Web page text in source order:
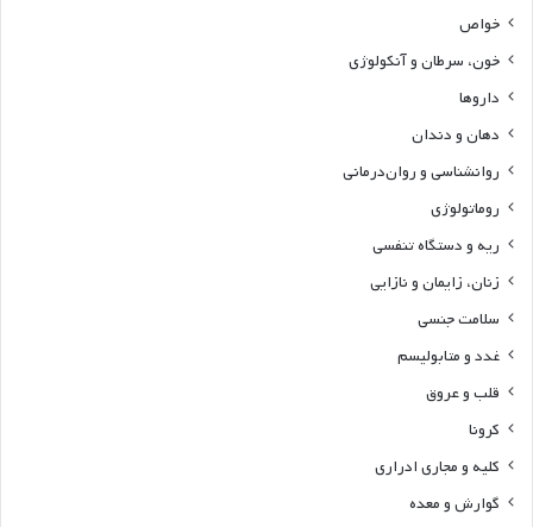
خواص
خون، سرطان و آنکولوژی
داروها
دهان و دندان
روانشناسی و روان‌درمانی
روماتولوژی
ریه و دستگاه تنفسی
زنان، زایمان و نازایی
سلامت جنسی
غدد و متابولیسم
قلب و عروق
کرونا
کلیه و مجاری ادراری
گوارش و معده